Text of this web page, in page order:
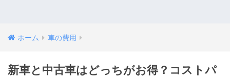
ホーム 車の費用
新車と中古車はどっちがお得？コストパ